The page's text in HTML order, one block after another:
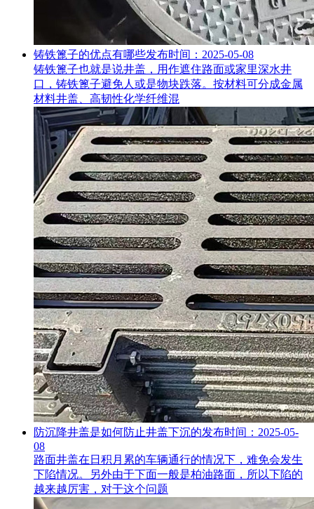
铸铁篦子的优点有哪些发布时间：2025-05-08
铸铁篦子也就是说井盖，用作遮住路面或家里深水井
口，铸铁篦子避免人或是物块跌落。按材料可分成金属
材料井盖、高韧性化学纤维混
防沉降井盖是如何防止井盖下沉的发布时间：2025-05-
08
路面井盖在日积月累的车辆通行的情况下，难免会发生
下陷情况。另外由于下面一般是柏油路面，所以下陷的
越来越厉害，对于这个问题